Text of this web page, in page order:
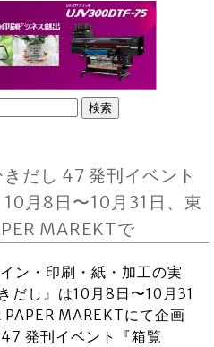
だし 47 発刊イベント
月8日〜10月31日、東
MAREKTで
ン・印刷・紙・加工の実
だし』は10月8日〜10月31
PAPER MAREKTにて企画
発刊イベント『箱覧